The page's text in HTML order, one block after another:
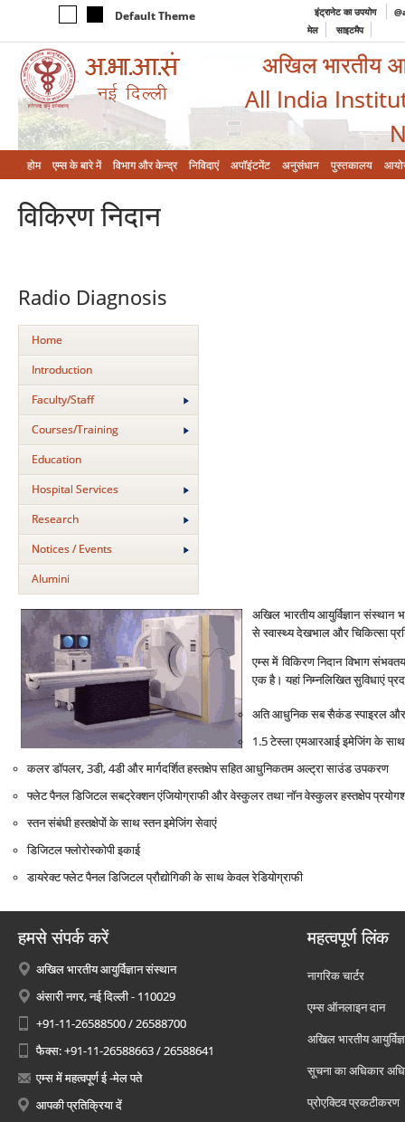
Default Theme इंट्रानेट का उपयोग
मेल
साइटमैप
अखिल भारतीय
All India
होम एम्‍स के बारे में विभाग और केन्‍द्र निविदाएं अपॉइंटमेंट अनुसंधान पुस्तकालय
विकिरण निदान
Radio Diagnosis
Home
Introduction
Faculty/Staff
Courses/Training
Education
Hospital Services
Research
Notices / Events
Alumini
अखिल भारतीय आयुर्विज्ञान संस्‍थान
से स्‍वास्थ्‍य देखभाल और चिकित्‍सा
एम्‍स में विकिरण निदान विभाग
एक है। यहां निम्‍नलिखित सुविधाएं
अति आधुनिक सब सैकंड स्‍पाइरल और
1.5 टेस्‍ला एमआरआई इमेजिंग के साथ
कलर डॉपलर, 3डी, 4डी और मार्गदर्शित हस्‍तक्षेप सहित आधुनिकतम अल्‍ट्रा साउंड उपकरण
फ्लेट पैनल डिजिटल सबट्रेक्‍शन एंजियोग्राफी और वेस्‍कुलर तथा नॉन वेस्‍कुलर हस्‍तक्षेप
स्‍तन संबंधी हस्‍तक्षेपों के साथ स्‍तन इमेजिंग सेवाएं
डिजिटल फ्लोरोस्‍कोपी इकाई
डायरेक्‍ट फ्लेट पैनल डिजिटल प्रौद्योगिकी के साथ केवल रेडियोग्राफी
हमसे संपर्क करें
अखिल भारतीय आयुर्विज्ञान संस्थान
अंसारी नगर, नई दिल्ली - 110029
+91-11-26588500 / 26588700
फैक्स: +91-11-26588663 / 26588641
एम्स में महत्वपूर्ण ई -मेल पते
आपकी प्रतिक्रिया दें
महत्वपूर्ण लिंक
नागरिक चार्टर
एम्स ऑनलाइन दान
अखिल भारतीय
सूचना का अधिकार
प्रोएक्टिव प्रकटीकरण